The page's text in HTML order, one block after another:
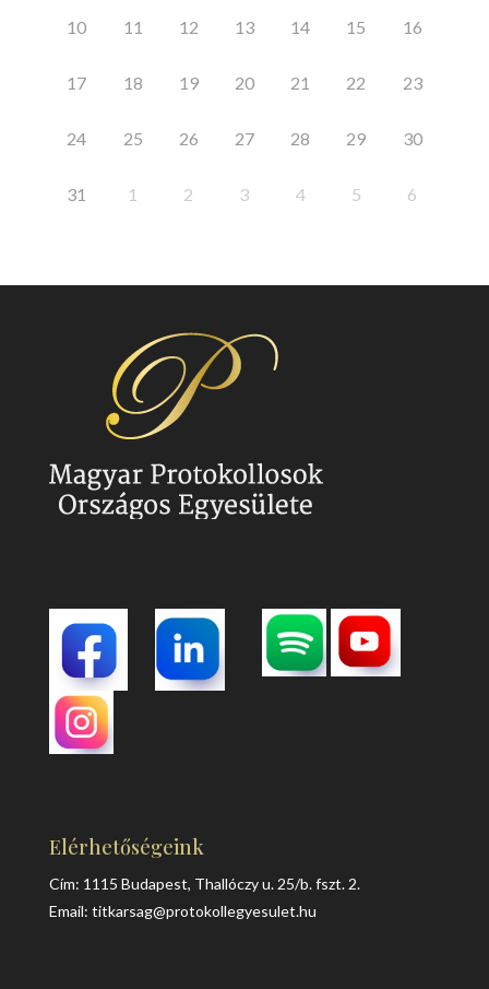
10 11 12 13 14 15 16
17 18 19 20 21 22 23
24 25 26 27 28 29 30
31 1 2 3 4 5 6
Elérhetőségeink
Cím: 1115 Budapest, Thallóczy u. 25/b. fszt. 2.
Email: titkarsag@protokollegyesulet.hu